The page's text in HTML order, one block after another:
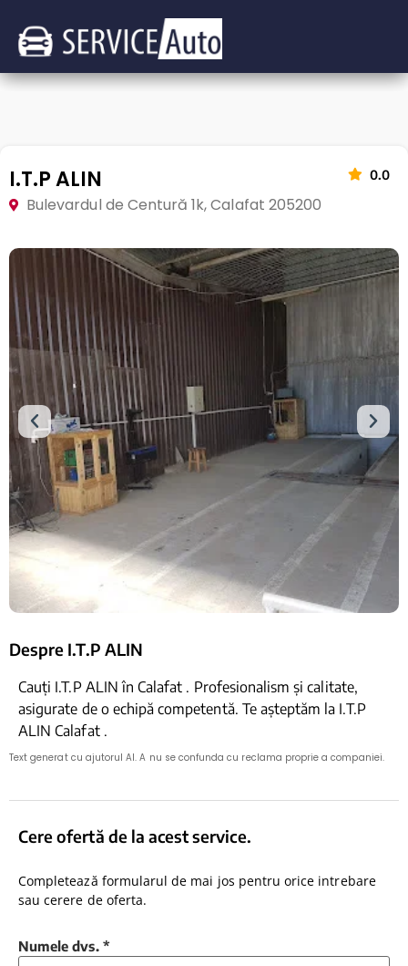
I.T.P ALIN 0.0
Bulevardul de Centură 1k, Calafat 205200
Despre I.T.P ALIN
Cauți I.T.P ALIN în Calafat . Profesionalism și calitate,
asigurate de o echipă competentă. Te așteptăm la I.T.P
ALIN Calafat .
Text generat cu ajutorul AI. A nu se confunda cu reclama proprie a companiei.
Cere ofertă de la acest service.
Completează formularul de mai jos pentru orice intrebare
sau cerere de oferta.
Numele dvs. *